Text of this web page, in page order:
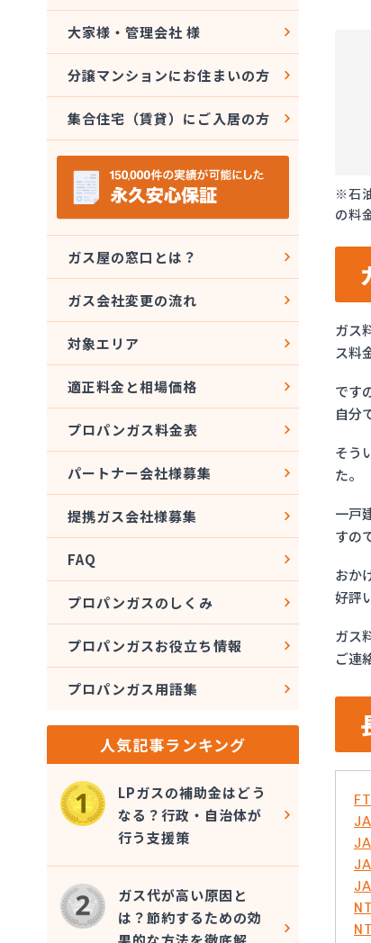
※石
の料
ガス
ス料
です
自分
そう
た。
一戸
すの
おか
好評
ガス
ご連
大家様・管理会社 様
分譲マンションにお住まいの方
集合住宅（賃貸）にご入居の方
ガス屋の窓口とは？
ガス会社変更の流れ
対象エリア
適正料金と相場価格
プロパンガス料金表
パートナー会社様募集
提携ガス会社様募集
FAQ
プロパンガスのしくみ
プロパンガスお役立ち情報
プロパンガス用語集
人気記事ランキング
LPガスの補助金はどう
なる？行政・自治体が
行う支援策
ガス代が高い原因と
は？節約するための効